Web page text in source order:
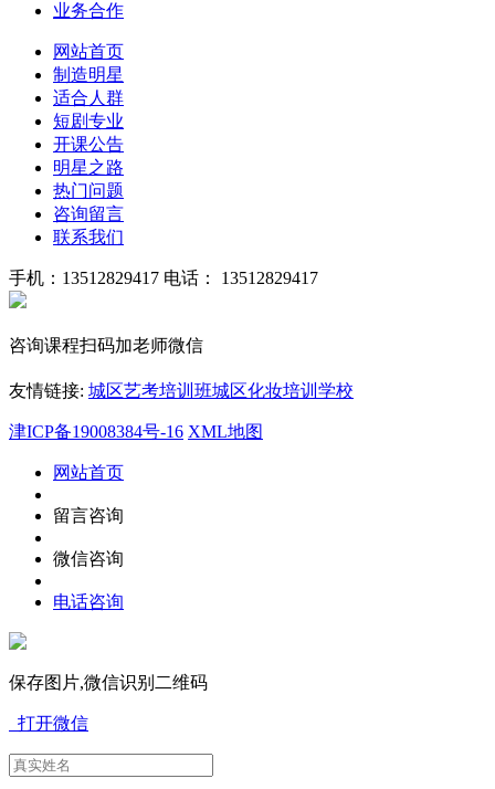
业务合作
网站首页
制造明星
适合人群
短剧专业
开课公告
明星之路
热门问题
咨询留言
联系我们
手机：13512829417 电话： 13512829417
咨询课程扫码加老师微信
友情链接: 城区艺考培训班城区化妆培训学校
津ICP备19008384号-16 XML地图
网站首页
留言咨询
微信咨询
电话咨询
保存图片,微信识别二维码
打开微信